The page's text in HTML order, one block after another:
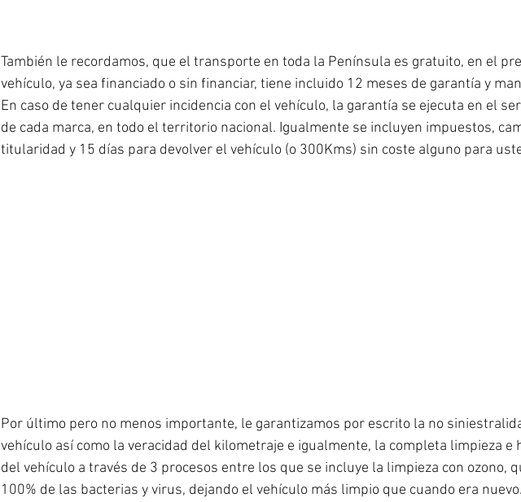
También le recordamos, que el transporte en toda la Península es gratuito, en el
vehículo, ya sea financiado o sin financiar, tiene incluido 12 meses de garantía y
En caso de tener cualquier incidencia con el vehículo, la garantía se ejecuta en el
de cada marca, en todo el territorio nacional. Igualmente se incluyen impuestos,
titularidad y 15 días para devolver el vehículo (o 300Kms) sin coste alguno para
Por último pero no menos importante, le garantizamos por escrito la no
vehículo así como la veracidad del kilometraje e igualmente, la completa limpieza e
del vehículo a través de 3 procesos entre los que se incluye la limpieza con ozono,
100% de las bacterias y virus, dejando el vehículo más limpio que cuando era nuevo.